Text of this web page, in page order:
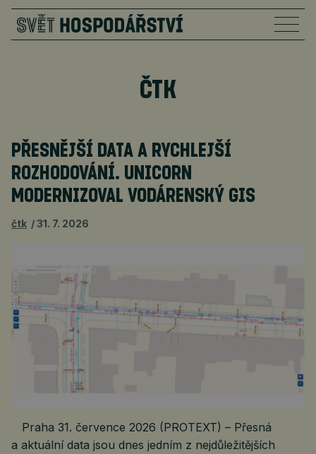
ČTK
PŘESNĚJŠÍ DATA A RYCHLEJŠÍ
ROZHODOVÁNÍ. UNICORN
MODERNIZOVAL VODÁRENSKÝ GIS
čtk 31. 7. 2026
Praha 31. července 2026 (PROTEXT) – Přesná
a aktuální data jsou dnes jedním z nejdůležitějších